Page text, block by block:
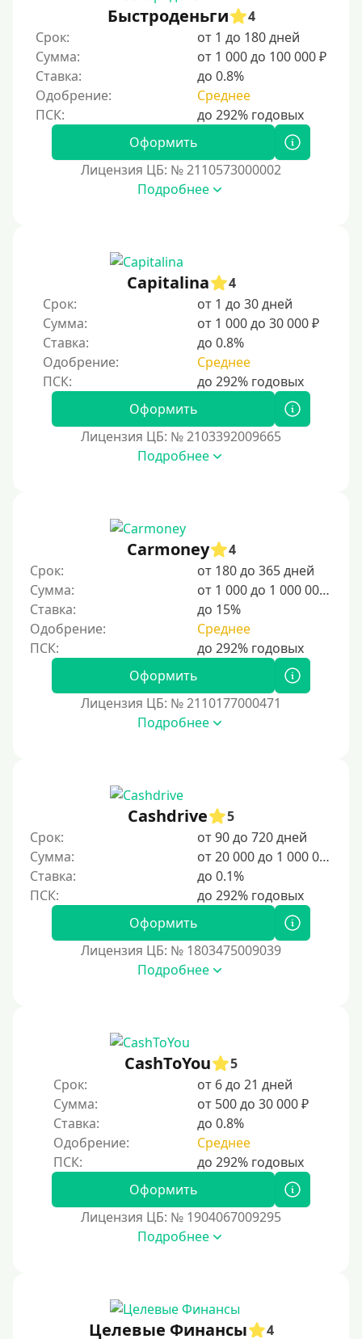
Быстроденьги
4
Срок:
от 1 до 180 дней
Сумма:
от 1 000 до 100 000 ₽
Ставка:
до 0.8%
Одобрение:
Среднее
Оформить
Лицензия ЦБ: № 2110573000002
Подробнее
Capitalina
4
Срок:
от 1 до 30 дней
Сумма:
от 1 000 до 30 000 ₽
Ставка:
до 0.8%
Одобрение:
Среднее
Оформить
Лицензия ЦБ: № 2103392009665
Подробнее
Carmoney
4
Срок:
от 180 до 365 дней
Сумма:
от 1 000 до 1 000 000 ₽
Ставка:
до 15%
Одобрение:
Среднее
Оформить
Лицензия ЦБ: № 2110177000471
Подробнее
Cashdrive
5
Срок:
от 90 до 720 дней
Сумма:
от 20 000 до 1 000 000 ₽
Ставка:
до 0.1%
Оформить
Лицензия ЦБ: № 1803475009039
Подробнее
CashToYou
5
Срок:
от 6 до 21 дней
Сумма:
от 500 до 30 000 ₽
Ставка:
до 0.8%
Одобрение:
Среднее
Оформить
Лицензия ЦБ: № 1904067009295
Подробнее
Целевые Финансы 4